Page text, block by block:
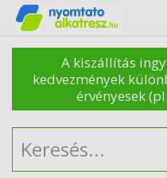
A kiszállítás
kedvezmények
érvényesek